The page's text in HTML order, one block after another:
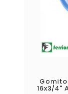
16x3/4"